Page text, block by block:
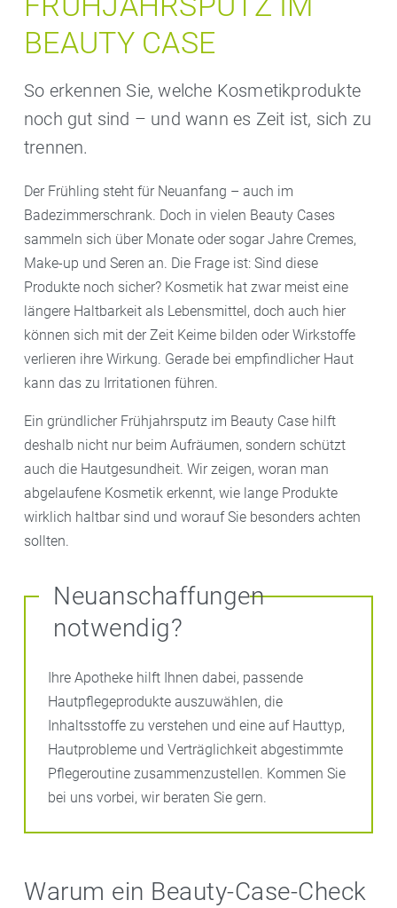
BEAUTY CASE
So erkennen Sie, welche Kosmetikprodukte
noch gut sind – und wann es Zeit ist, sich zu
trennen.
Der Frühling steht für Neuanfang – auch im
Badezimmerschrank. Doch in vielen Beauty Cases
sammeln sich über Monate oder sogar Jahre Cremes,
Make-up und Seren an. Die Frage ist: Sind diese
Produkte noch sicher? Kosmetik hat zwar meist eine
längere Haltbarkeit als Lebensmittel, doch auch hier
können sich mit der Zeit Keime bilden oder Wirkstoffe
verlieren ihre Wirkung. Gerade bei empfindlicher Haut
kann das zu Irritationen führen.
Ein gründlicher Frühjahrsputz im Beauty Case hilft
deshalb nicht nur beim Aufräumen, sondern schützt
auch die Hautgesundheit. Wir zeigen, woran man
abgelaufene Kosmetik erkennt, wie lange Produkte
wirklich haltbar sind und worauf Sie besonders achten
sollten.
Neuanschaffungen
notwendig?
Ihre Apotheke hilft Ihnen dabei, passende
Hautpflegeprodukte auszuwählen, die
Inhaltsstoffe zu verstehen und eine auf Hauttyp,
Hautprobleme und Verträglichkeit abgestimmte
Pflegeroutine zusammenzustellen. Kommen Sie
bei uns vorbei, wir beraten Sie gern.
Warum ein Beauty-Case-Check